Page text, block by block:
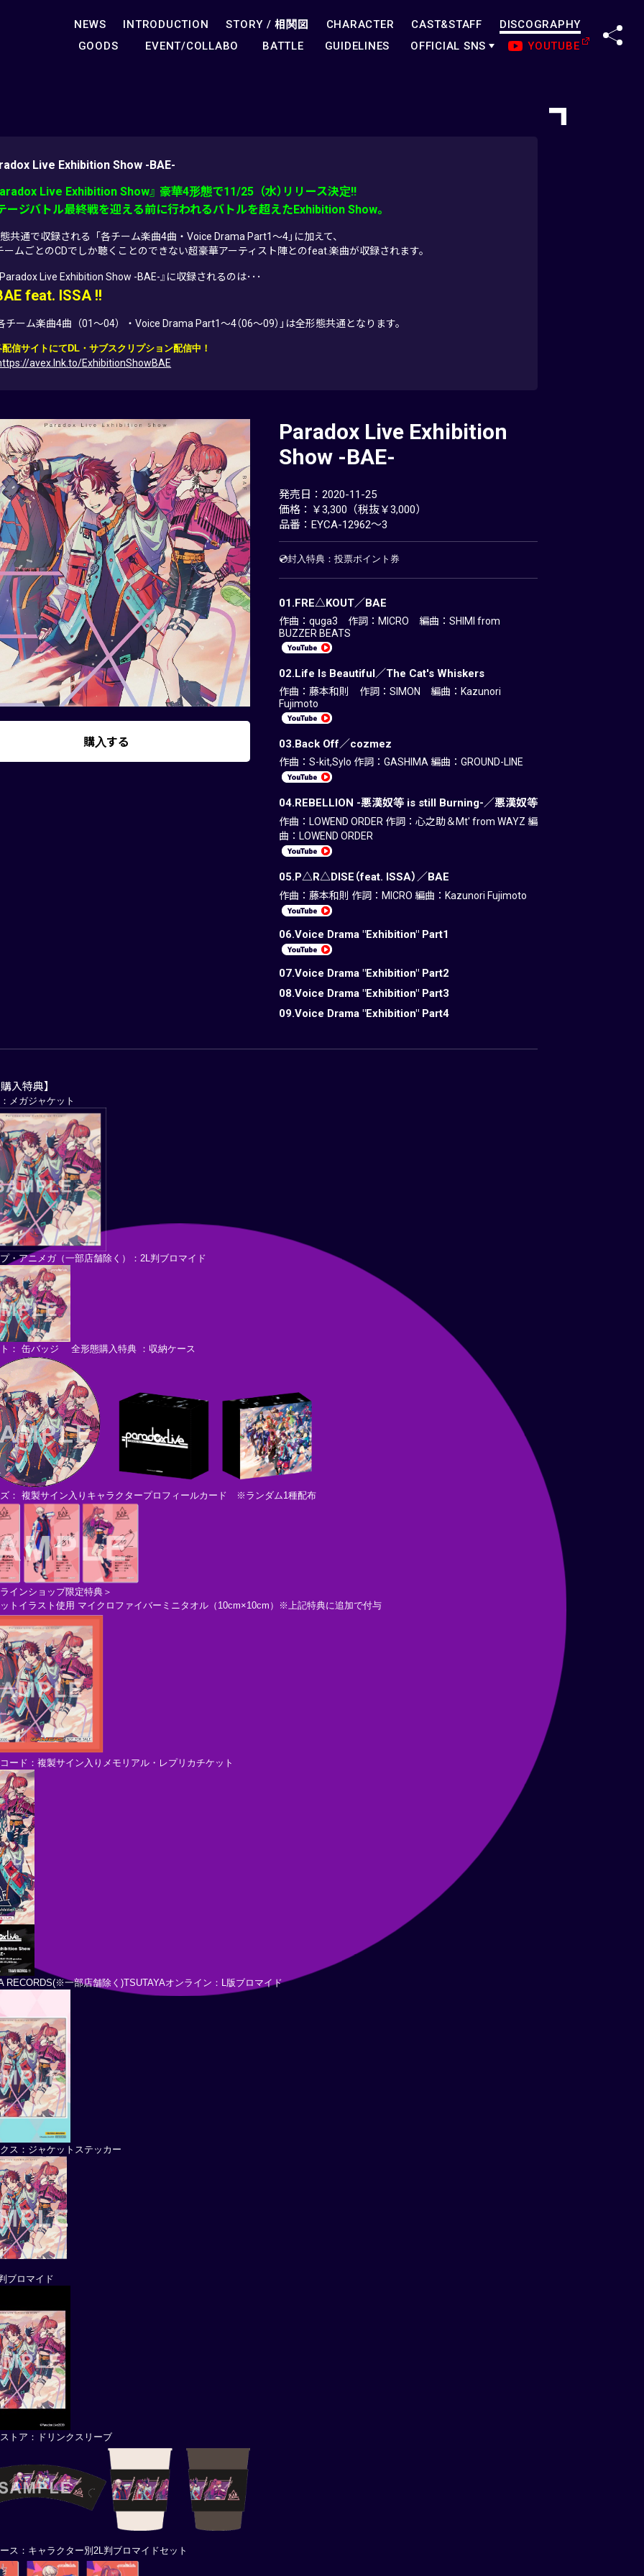
NEWS INTRODUCTION STORY /相関図 CHARACTER CAST&STAFF
DISCOGRAPHY
GOODS
EVENT/COLLABO BATTLE GUIDELINES OFFICIAL SNS YOUTUBE
Live Exhibition Show -BAE-
Live Exhibition Show』 豪華4形態で11/25（水）リリース決定!!
ージバトル最終戦を迎える前に行われるバトルを超えたExhibition Show。
共通で収録される「各チーム楽曲4曲・Voice Drama Part1～4」に加えて、
ームごとのCDでしか聴くことのできない超豪華アーティスト陣とのfeat.楽曲が収録されます。
Paradox Live Exhibition Show -BAE-』に収録されるのは･･･
feat. ISSA !!
チーム楽曲4曲（01～04）・Voice Drama Part1～4（06～09）」は全形態共通となります。
配信サイトにてDL・サブスクリプション配信中！
avex.lnk.to/ExhibitionShowBAE
購入する
Paradox Live Exhibition
Show -BAE-
発売日：2020-11-25
価格：￥3,300（税抜￥3,000）
品番：EYCA-12962～3
💿封入特典：投票ポイント券
01.FRE△KOUT／BAE
作曲：quga3 作詞：MICRO 編曲：SHIMI from
BUZZER BEATS
02.Life Is Beautiful／The Cat's Whiskers
作曲：藤本和則 作詞：SIMON 編曲：Kazunori
Fujimoto
03.Back Off／cozmez
作曲：S-kit,Sylo 作詞：GASHIMA 編曲：GROUND-LINE
04.REBELLION -悪漢奴等 is still Burning-／悪漢奴等
作曲：LOWEND ORDER 作詞：心之助＆Mt' from WAYZ 編
曲：LOWEND ORDER
05.P△R△DISE（feat. ISSA）／BAE
作曲：藤本和則 作詞：MICRO 編曲：Kazunori Fujimoto
06.Voice Drama "Exhibition" Part1
07.Voice Drama "Exhibition" Part2
08.Voice Drama "Exhibition" Part3
09.Voice Drama "Exhibition" Part4
入特典】
メガジャケット
・アニメガ（一部店舗除く）：2L判ブロマイド
： 缶バッジ 全形態購入特典 ：収納ケース
： 複製サイン入りキャラクタープロフィールカード ※ランダム1種配布
ンショップ限定特典＞
イラスト使用 マイクロファイバーミニタオル（10cm×10cm）※上記特典に追加で付与
ード：複製サイン入りメモリアル・レプリカチケット
RECORDS(※一部店舗除く)TSUTAYAオンライン：L版ブロマイド
ス：ジャケットステッカー
ブロマイド
トア：ドリンクスリーブ
ス：キャラクター別2L判ブロマイドセット